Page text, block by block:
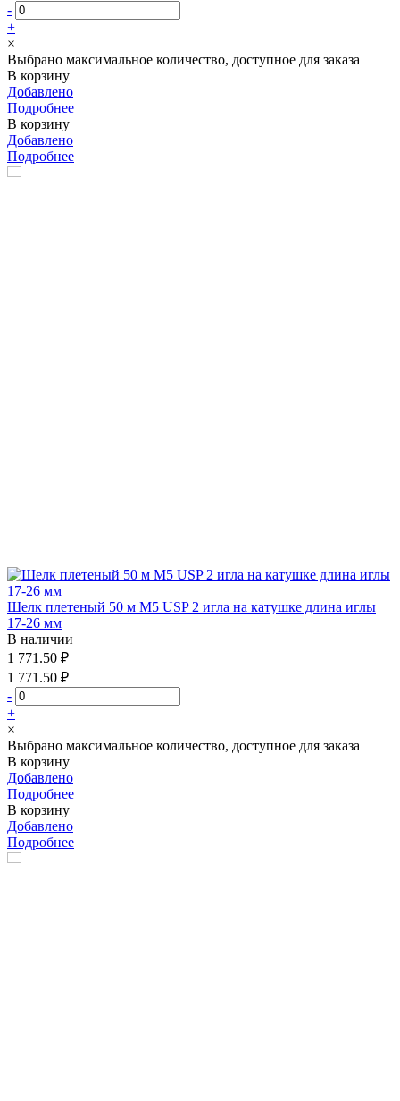
-
+
×
Выбрано максимальное количество, доступное для заказа
В корзину
Добавлено
Подробнее
В корзину
Добавлено
Подробнее
Шелк плетеный 50 м М5 USP 2 игла на катушке длина иглы
17-26 мм
В наличии
1 771.50 ₽
1 771.50 ₽
-
+
×
Выбрано максимальное количество, доступное для заказа
В корзину
Добавлено
Подробнее
В корзину
Добавлено
Подробнее